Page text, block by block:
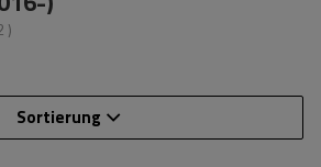
)
Sortierung